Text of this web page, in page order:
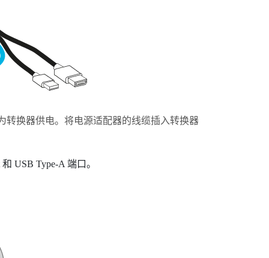
转换器供电。将电源适配器的线缆插入转换器
和 USB Type-A 端口。